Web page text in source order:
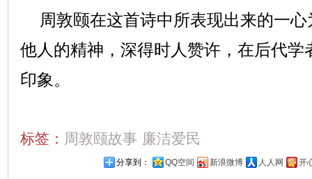
周敦颐在这首诗中所表现出来的一心
他人的精神，深得时人赞许，在后代学
印象。
标签： 周敦颐故事 廉洁爱民
分享到： QQ空间 新浪微博 人人网 开